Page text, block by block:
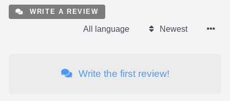
WRITE A REVIEW
All language Newest
Write the first review!